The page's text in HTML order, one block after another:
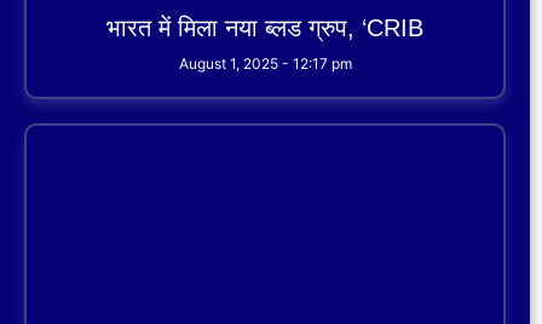
भारत में मिला नया ब्लड ग्रुप, ‘CRIB
August 1, 2025 12:17 pm